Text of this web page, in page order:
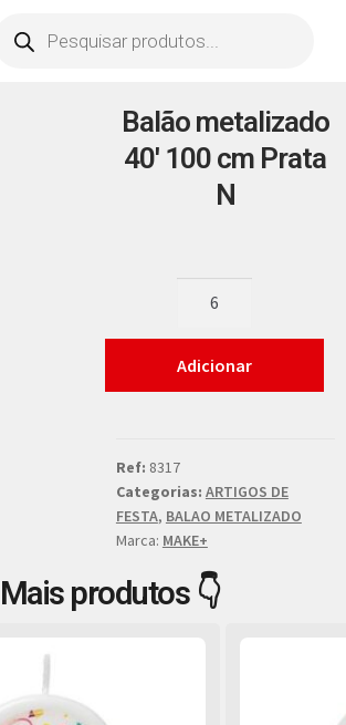
Balão metalizado
40′ 100 cm Prata
N
Adicionar
Ref: 8317
Categorias: ARTIGOS DE
FESTA, BALAO METALIZADO
Marca: MAKE+
Mais produtos 👇